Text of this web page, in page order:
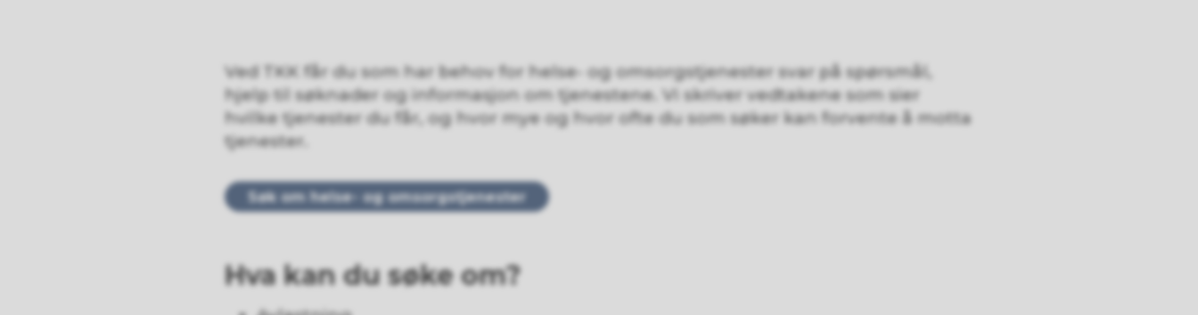
Ved TKK får du som har behov for helse- og omsorgstjenester svar på spørsmål,
hjelp til søknader og informasjon om tjenestene. Vi skriver vedtakene som sier
hvilke tjenester du får, og hvor mye og hvor ofte du som søker kan forvente å motta
tjenester.
Søk om helse- og omsorgstjenester
Hva kan du søke om?